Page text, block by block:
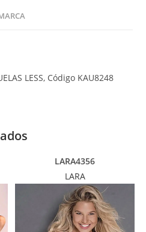
LESS, Código KAU8248
LARA4356
LARA